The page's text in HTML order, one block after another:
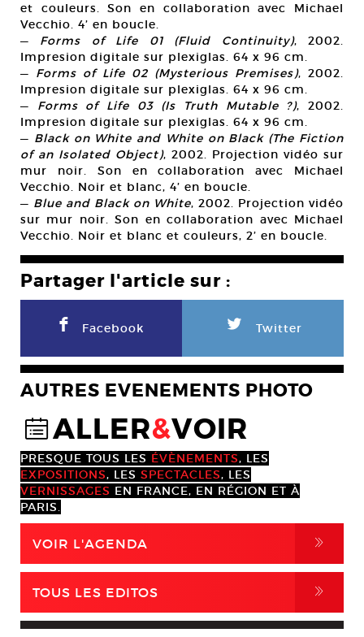
et couleurs. Son en collaboration avec Michael
Vecchio. 4’ en boucle.
— Forms of Life 01 (Fluid Continuity), 2002.
Impresion digitale sur plexiglas. 64 x 96 cm.
— Forms of Life 02 (Mysterious Premises), 2002.
Impresion digitale sur plexiglas. 64 x 96 cm.
— Forms of Life 03 (Is Truth Mutable ?), 2002.
Impresion digitale sur plexiglas. 64 x 96 cm.
— Black on White and White on Black (The Fiction
of an Isolated Object), 2002. Projection vidéo sur
mur noir. Son en collaboration avec Michael
Vecchio. Noir et blanc, 4’ en boucle.
— Blue and Black on White, 2002. Projection vidéo
sur mur noir. Son en collaboration avec Michael
Vecchio. Noir et blanc et couleurs, 2’ en boucle.
Partager l'article sur :
F Facebook L Twitter
AUTRES EVENEMENTS PHOTO
@ALLER&VOIR
PRESQUE TOUS LES ÉVÈNEMENTS, LES
EXPOSITIONS, LES SPECTACLES, LES
VERNISSAGES EN FRANCE, EN RÉGION ET À
PARIS.
VOIR L'AGENDA ,
TOUS LES EDITOS ,